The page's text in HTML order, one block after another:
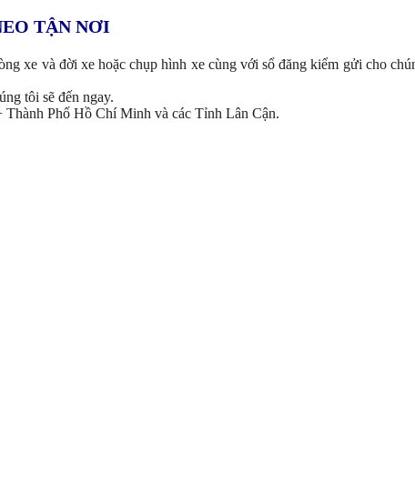
TẬN NƠI
xe và đời xe hoặc chụp hình xe cùng với sổ đăng kiểm gửi cho
tôi sẽ đến ngay.
Thành Phố Hồ Chí Minh và các Tỉnh Lân Cận.